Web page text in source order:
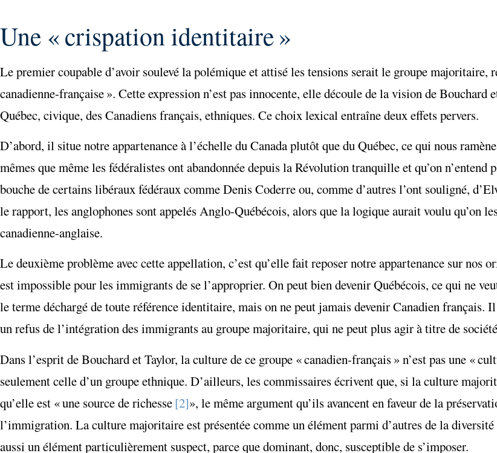
Une « crispation identitaire »
Le premier coupable d’avoir soulevé la polémique et attisé les tensions serait le groupe majoritaire,
canadienne-française ». Cette expression n’est pas innocente, elle découle de la vision de Bouchard
Québec, civique, des Canadiens français, ethniques. Ce choix lexical entraîne deux effets pervers.
D’abord, il situe notre appartenance à l’échelle du Canada plutôt que du Québec, ce qui nous
mêmes que même les fédéralistes ont abandonnée depuis la Révolution tranquille et qu’on n’entend
bouche de certains libéraux fédéraux comme Denis Coderre ou, comme d’autres l’ont souligné,
le rapport, les anglophones sont appelés Anglo-Québécois, alors que la logique aurait voulu qu’on
canadienne-anglaise.
Le deuxième problème avec cette appellation, c’est qu’elle fait reposer notre appartenance sur nos
est impossible pour les immigrants de se l’approprier. On peut bien devenir Québécois, ce qui ne
le terme déchargé de toute référence identitaire, mais on ne peut jamais devenir Canadien français.
un refus de l’intégration des immigrants au groupe majoritaire, qui ne peut plus agir à titre de
Dans l’esprit de Bouchard et Taylor, la culture de ce groupe « canadien-français » n’est pas une «
seulement celle d’un groupe ethnique. D’ailleurs, les commissaires écrivent que, si la culture
qu’elle est « une source de richesse[2]», le même argument qu’ils avancent en faveur de la
l’immigration. La culture majoritaire est présentée comme un élément parmi d’autres de la
aussi un élément particulièrement suspect, parce que dominant, donc, susceptible de s’imposer.